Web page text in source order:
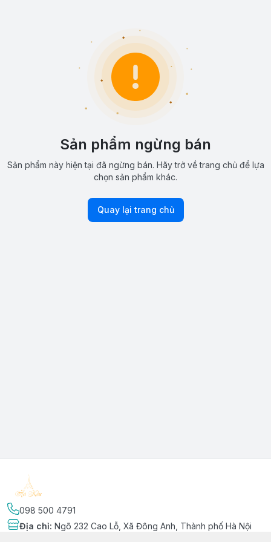
Sản phẩm ngừng bán
Sản phẩm này hiện tại đã ngừng bán. Hãy trở về trang chủ để lựa
chọn sản phẩm khác.
Quay lại trang chủ
098 500 4791
Địa chỉ: Ngõ 232 Cao Lỗ, Xã Đông Anh, Thành phố Hà Nội